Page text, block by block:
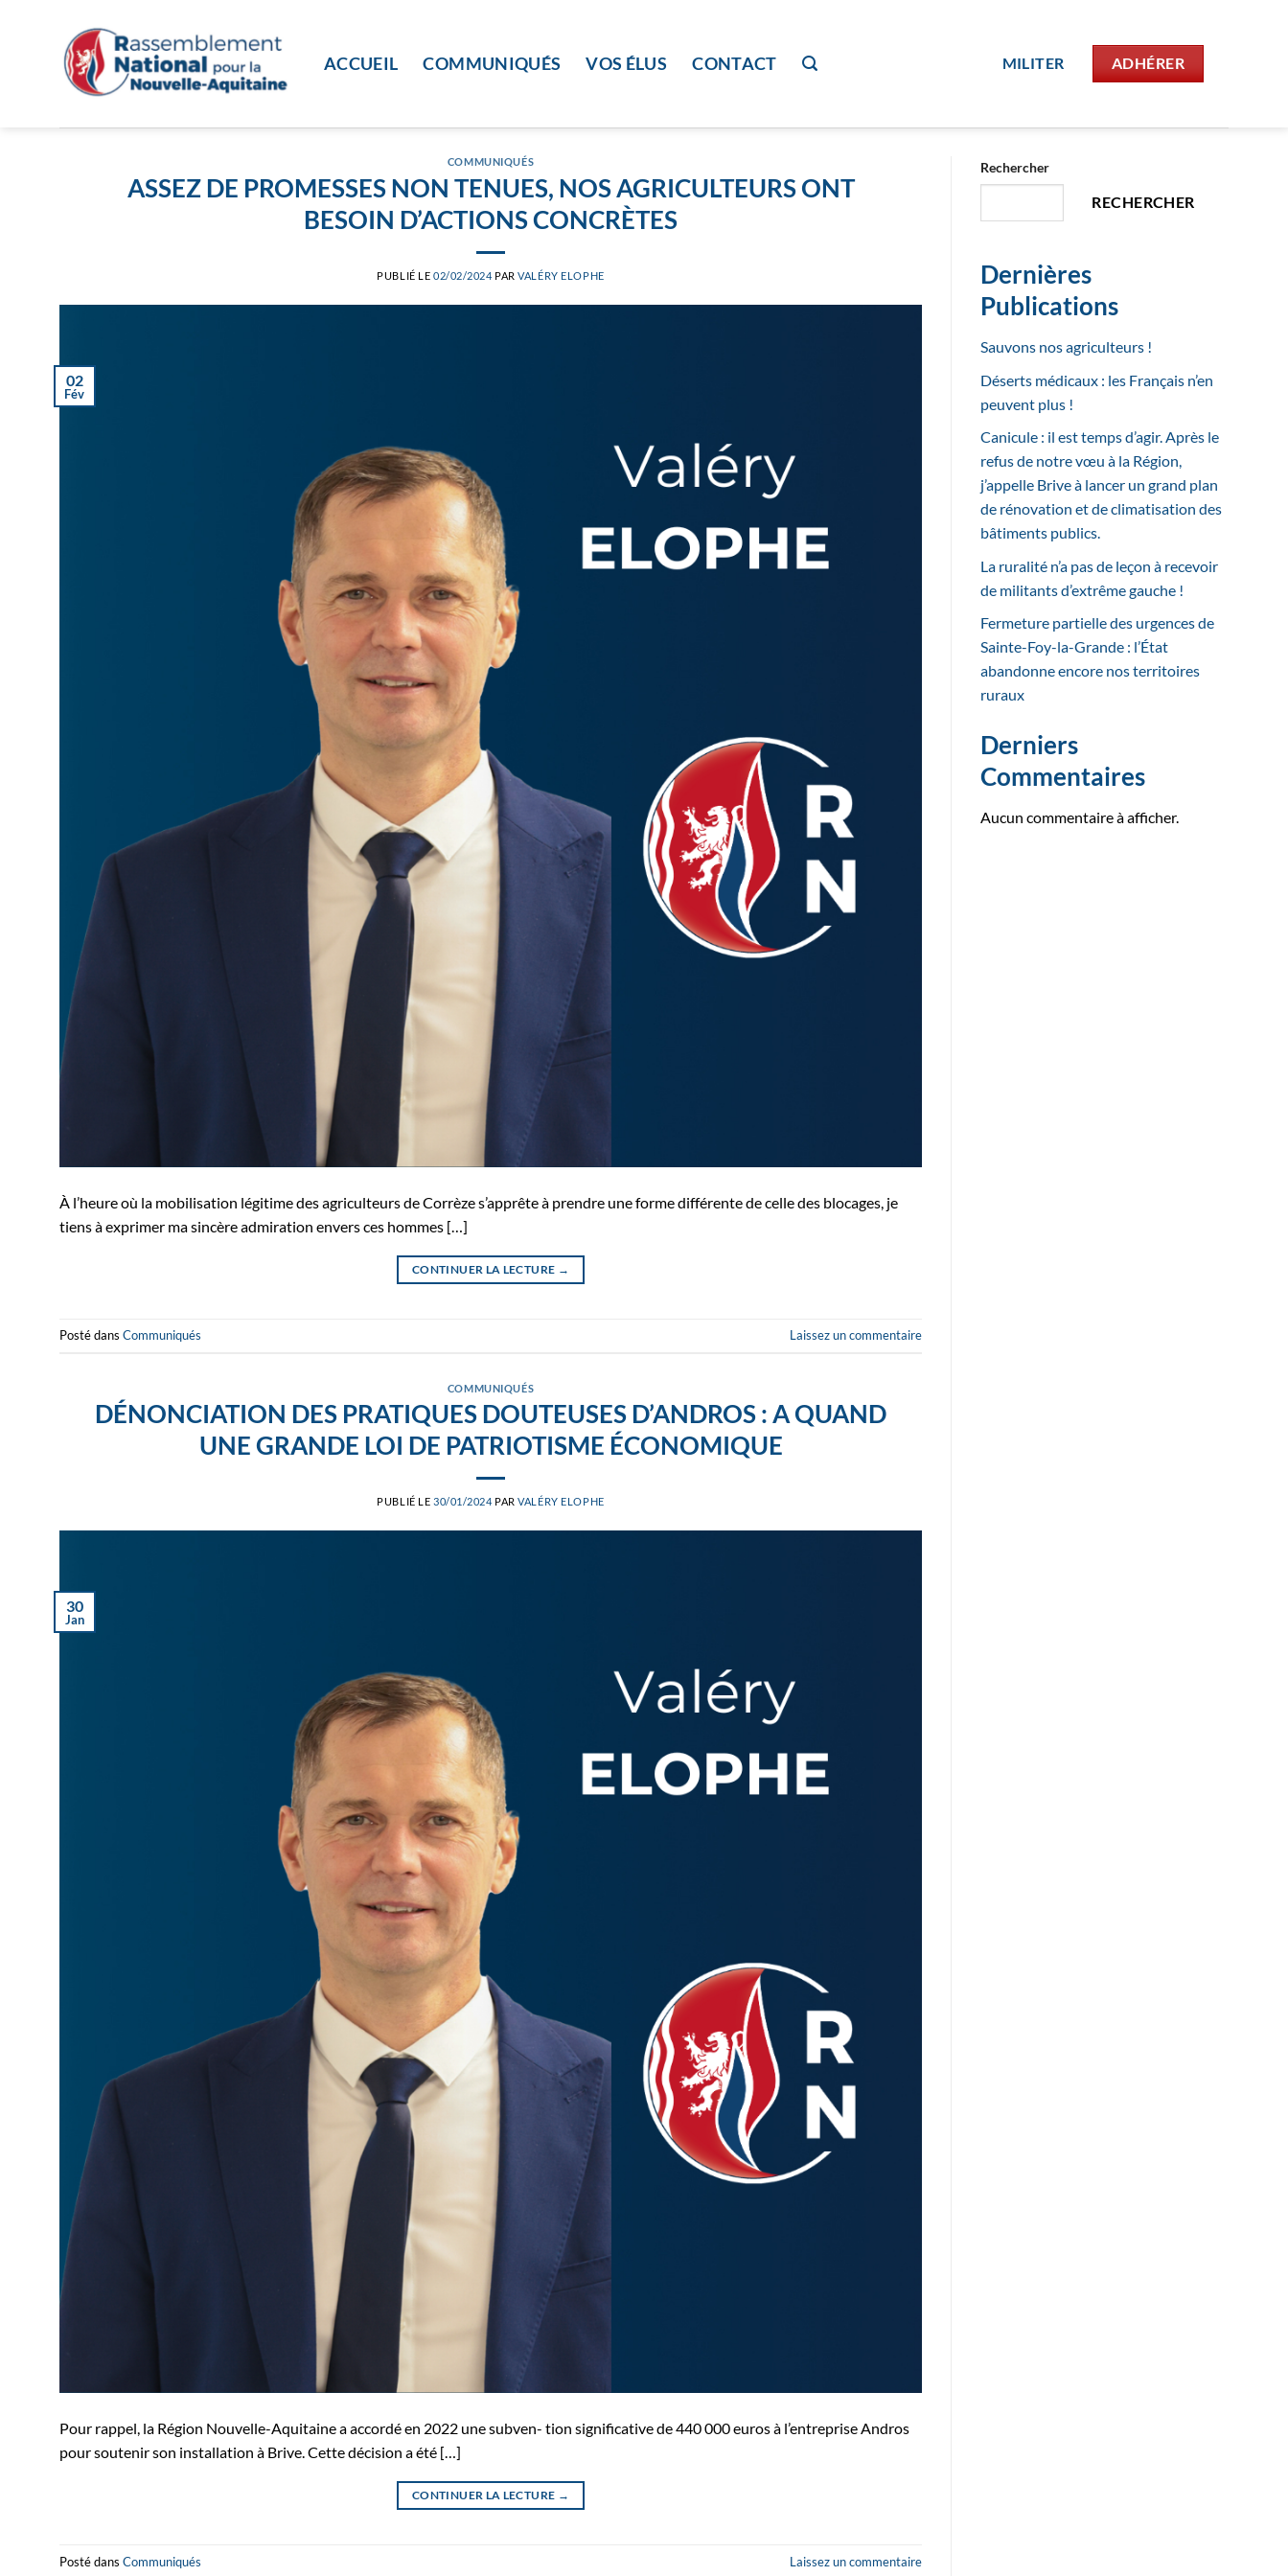
ACCUEIL COMMUNIQUÉS VOS ÉLUS CONTACT MILITER ADHÉRER
COMMUNIQUÉS
ASSEZ DE PROMESSES NON TENUES, NOS AGRICULTEURS ONT
BESOIN D’ACTIONS CONCRÈTES
PUBLIÉ LE 02/02/2024 PARVALÉRY ELOPHE
02
Fév
À l’heure où la mobilisation légitime des agriculteurs de Corrèze s’apprête à prendre une forme différente de celle des blocages, je
tiens à exprimer ma sincère admiration envers ces hommes […]
CONTINUER LA LECTURE →
Posté dans Communiqués Laissez un commentaire
COMMUNIQUÉS
DÉNONCIATION DES PRATIQUES DOUTEUSES D’ANDROS : A QUAND
UNE GRANDE LOI DE PATRIOTISME ÉCONOMIQUE
PUBLIÉ LE 30/01/2024 PARVALÉRY ELOPHE
30
Jan
Pour rappel, la Région Nouvelle-Aquitaine a accordé en 2022 une subven- tion significative de 440 000 euros à l’entreprise Andros
pour soutenir son installation à Brive. Cette décision a été […]
CONTINUER LA LECTURE →
Posté dans Communiqués Laissez un commentaire
Rechercher
RECHERCHER
Dernières
Publications
Sauvons nos agriculteurs !
Déserts médicaux : les Français n’en
peuvent plus !
Canicule : il est temps d’agir. Après le
refus de notre vœu à la Région,
j’appelle Brive à lancer un grand plan
de rénovation et de climatisation des
bâtiments publics.
La ruralité n’a pas de leçon à recevoir
de militants d’extrême gauche !
Fermeture partielle des urgences de
Sainte-Foy-la-Grande : l’État
abandonne encore nos territoires
ruraux
Derniers
Commentaires
Aucun commentaire à afficher.